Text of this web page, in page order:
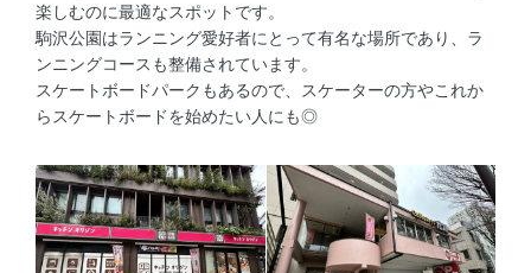
楽しむのに最適なスポットです。
駒沢公園はランニング愛好者にとって有名な場所であり、ラ
ンニングコースも整備されています。
スケートボードパークもあるので、スケーターの方やこれか
らスケートボードを始めたい人にも◎